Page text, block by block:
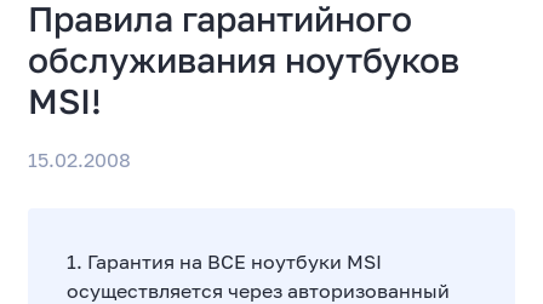
Правила гарантийного
обслуживания ноутбуков
MSI!
15.02.2008
1. Гарантия на ВСЕ ноутбуки MSI
осуществляется через авторизованный